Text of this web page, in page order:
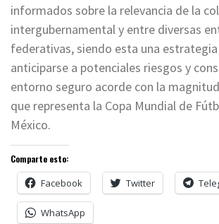
informados sobre la relevancia de la
intergubernamental y entre diversas
federativas, siendo esta una estrategia
anticiparse a potenciales riesgos y
entorno seguro acorde con la
que representa la Copa Mundial de
México.
Comparte esto:
Facebook Twitter
WhatsApp